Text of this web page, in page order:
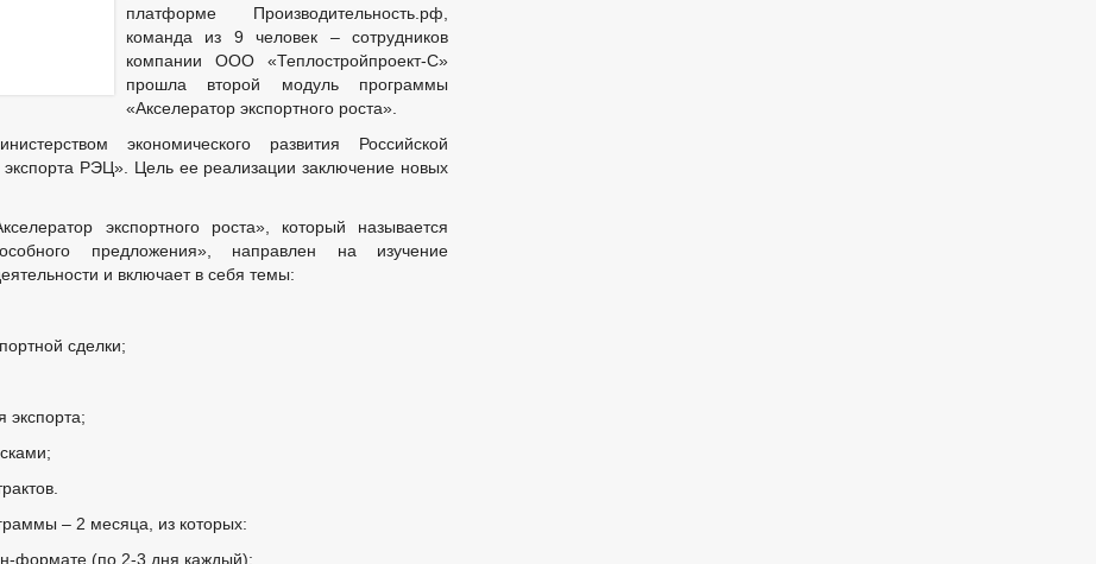
платформе Производительность.рф,
команда из 9 человек – сотрудников
компании ООО «Теплостройпроект-С»
прошла второй модуль программы
«Акселератор экспортного роста».
экономического развития Российской
РЭЦ». Цель ее реализации заключение новых
экспортного роста», который называется
предложения», направлен на изучение
и включает в себя темы:
сделки;
– 2 месяца, из которых:
формате (по 2-3 дня каждый);